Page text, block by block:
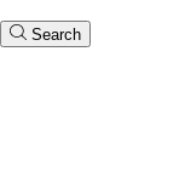
Search